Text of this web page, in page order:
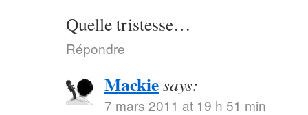
Quelle tristesse…
Répondre
Mackiesays:
7 mars 2011 at 19 h 51 min